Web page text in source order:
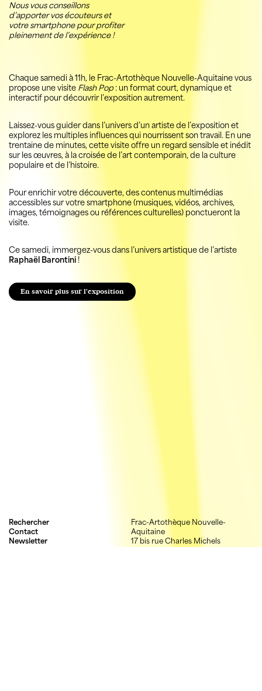
Nous vous conseillons
d’apporter vos écouteurs et
votre smartphone pour profiter
pleinement de l’expérience !
Chaque samedi à 11h, le Frac-Artothèque Nouvelle-Aquitaine vous
propose une visite Flash Pop : un format court, dynamique et
interactif pour découvrir l’exposition autrement.
Laissez-vous guider dans l’univers d’un artiste de l’exposition et
explorez les multiples influences qui nourrissent son travail. En une
trentaine de minutes, cette visite offre un regard sensible et inédit
sur les œuvres, à la croisée de l’art contemporain, de la culture
populaire et de l’histoire.
Pour enrichir votre découverte, des contenus multimédias
accessibles sur votre smartphone (musiques, vidéos, archives,
images, témoignages ou références culturelles) ponctueront la
visite.
Ce samedi, immergez-vous dans l’univers artistique de l’artiste
Raphaël Barontini !
En savoir plus sur l'exposition
Rechercher
Contact
Newsletter
Frac-Artothèque Nouvelle-
Aquitaine
17 bis rue Charles Michels